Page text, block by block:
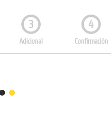
3
Adicional
4
Confirmación